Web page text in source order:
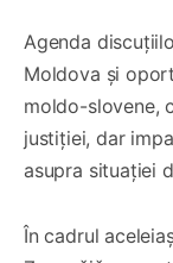
Agenda
Moldova și
moldo-slovene,
justiției, dar
asupra situației
În cadrul